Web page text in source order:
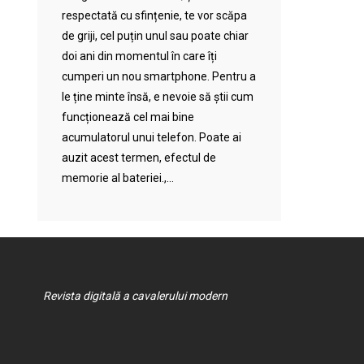
respectată cu sfințenie, te vor scăpa
de griji, cel puțin unul sau poate chiar
doi ani din momentul în care îți
cumperi un nou smartphone. Pentru a
le ține minte însă, e nevoie să știi cum
funcționează cel mai bine
acumulatorul unui telefon. Poate ai
auzit acest termen, efectul de
memorie al bateriei.,...
Revista digitală a cavalerului modern